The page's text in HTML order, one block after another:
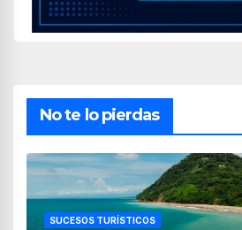
No te lo pierdas
SUCESOS TURÍSTICOS